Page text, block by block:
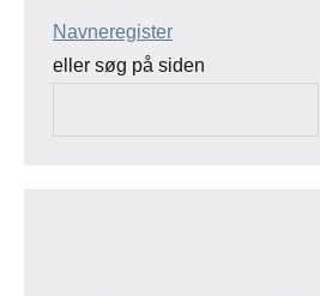
Navneregister
eller søg på siden